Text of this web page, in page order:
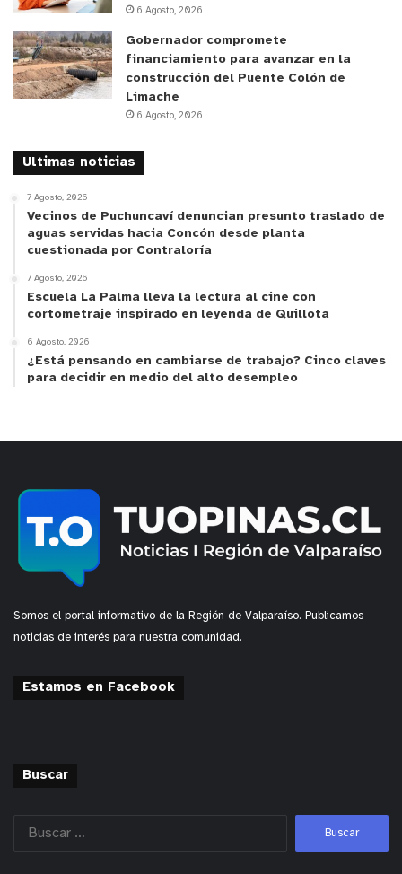
6 Agosto, 2026
Gobernador compromete
financiamiento para avanzar en la
construcción del Puente Colón de
Limache
6 Agosto, 2026
Ultimas noticias
7 Agosto, 2026
Vecinos de Puchuncaví denuncian presunto traslado de
aguas servidas hacia Concón desde planta
cuestionada por Contraloría
7 Agosto, 2026
Escuela La Palma lleva la lectura al cine con
cortometraje inspirado en leyenda de Quillota
6 Agosto, 2026
¿Está pensando en cambiarse de trabajo? Cinco claves
para decidir en medio del alto desempleo
Somos el portal informativo de la Región de Valparaíso. Publicamos
noticias de interés para nuestra comunidad.
Estamos en Facebook
Buscar